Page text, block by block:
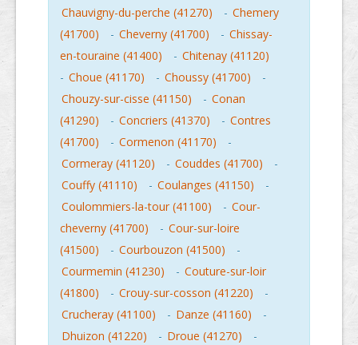
Chauvigny-du-perche (41270)
- Chemery
(41700)
- Cheverny (41700) - Chissay-
en-touraine (41400)
- Chitenay (41120)
- Choue (41170) - Choussy (41700)
-
Chouzy-sur-cisse (41150)
- Conan
(41290)
- Concriers (41370) - Contres
(41700)
- Cormenon (41170)
-
Cormeray (41120)
- Couddes (41700)
-
Couffy (41110)
- Coulanges (41150)
-
Coulommiers-la-tour (41100)
- Cour-
cheverny (41700)
- Cour-sur-loire
(41500)
- Courbouzon (41500)
-
Courmemin (41230)
- Couture-sur-loir
(41800)
- Crouy-sur-cosson (41220)
-
Crucheray (41100)
- Danze (41160)
-
Dhuizon (41220)
- Droue (41270)
-